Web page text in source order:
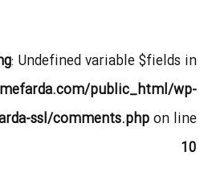
: Undefined variable $fields in
public_html/wp-
ssl/comments.phpon line
10